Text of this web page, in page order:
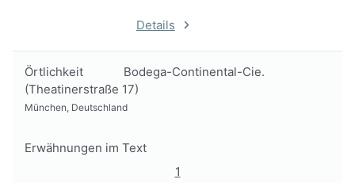
Details
Örtlichkeit
Bodega-Continental-Cie.
(Theatinerstraße 17)
München, Deutschland
Erwähnungen im Text
1